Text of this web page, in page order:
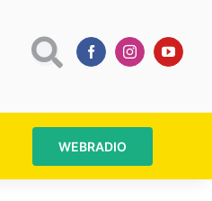
WEBRADIO